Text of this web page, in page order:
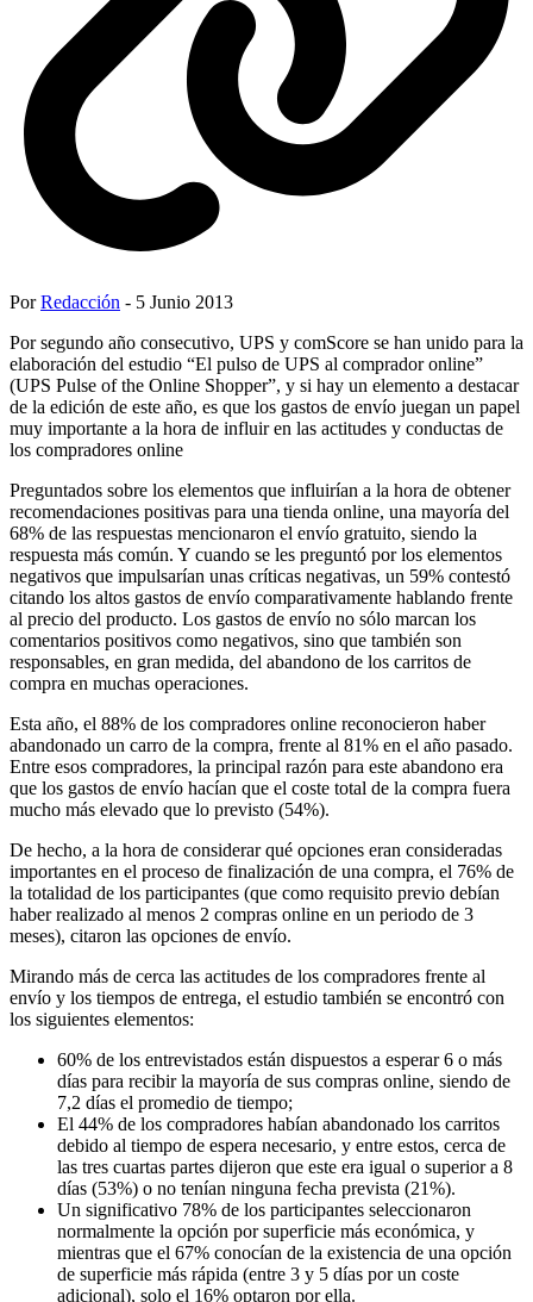
PorRedacción - 5 Junio 2013
Por segundo año consecutivo, UPS y comScore se han unido para la
elaboración del estudio “El pulso de UPS al comprador online”
(UPS Pulse of the Online Shopper”, y si hay un elemento a destacar
de la edición de este año, es que los gastos de envío juegan un papel
muy importante a la hora de influir en las actitudes y conductas de
los compradores online
Preguntados sobre los elementos que influirían a la hora de obtener
recomendaciones positivas para una tienda online, una mayoría del
68% de las respuestas mencionaron el envío gratuito, siendo la
respuesta más común. Y cuando se les preguntó por los elementos
negativos que impulsarían unas críticas negativas, un 59% contestó
citando los altos gastos de envío comparativamente hablando frente
al precio del producto. Los gastos de envío no sólo marcan los
comentarios positivos como negativos, sino que también son
responsables, en gran medida, del abandono de los carritos de
compra en muchas operaciones.
Esta año, el 88% de los compradores online reconocieron haber
abandonado un carro de la compra, frente al 81% en el año pasado.
Entre esos compradores, la principal razón para este abandono era
que los gastos de envío hacían que el coste total de la compra fuera
mucho más elevado que lo previsto (54%).
De hecho, a la hora de considerar qué opciones eran consideradas
importantes en el proceso de finalización de una compra, el 76% de
la totalidad de los participantes (que como requisito previo debían
haber realizado al menos 2 compras online en un periodo de 3
meses), citaron las opciones de envío.
Mirando más de cerca las actitudes de los compradores frente al
envío y los tiempos de entrega, el estudio también se encontró con
los siguientes elementos:
60% de los entrevistados están dispuestos a esperar 6 o más
días para recibir la mayoría de sus compras online, siendo de
7,2 días el promedio de tiempo;
El 44% de los compradores habían abandonado los carritos
debido al tiempo de espera necesario, y entre estos, cerca de
las tres cuartas partes dijeron que este era igual o superior a 8
días (53%) o no tenían ninguna fecha prevista (21%).
Un significativo 78% de los participantes seleccionaron
normalmente la opción por superficie más económica, y
mientras que el 67% conocían de la existencia de una opción
de superficie más rápida (entre 3 y 5 días por un coste
adicional), solo el 16% optaron por ella.